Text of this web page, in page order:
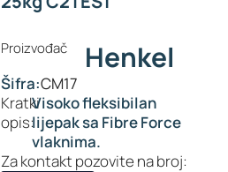
Proizvođač Henkel
Šifra:CM17
Kratki
opis:
Visoko fleksibilan
lijepak sa Fibre Force
vlaknima.
Za kontakt pozovite na broj: